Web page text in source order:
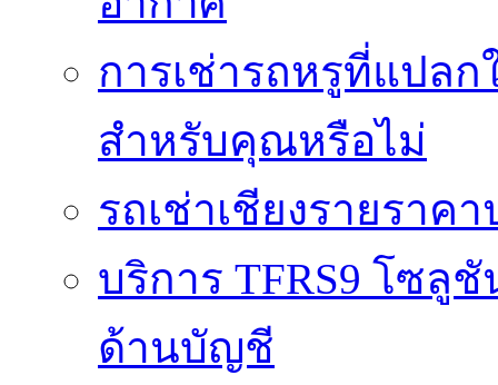
การเช่ารถหรูที่แปลก
สำหรับคุณหรือไม่
รถเช่าเชียงรายราค
บริการ TFRS9 โซลู
ด้านบัญชี